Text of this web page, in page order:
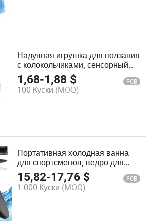
Надувная игрушка для ползания
с колокольчиками, сенсорный
ролик для младенцев и toddlers
1,68-1,88 $ FOB
100 Куски (MOQ)
Портативная холодная ванна
для спортсменов, ведро для
ледяной ванны,
восстановление, купель
15,82-17,76 $ FOB
1 000 Куски (MOQ)